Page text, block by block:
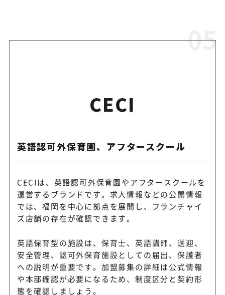
CECI
英語認可外保育園、アフタースクール
CECIは、英語認可外保育園やアフタースクールを
運営するブランドです。求人情報などの公開情報
では、福岡を中心に拠点を展開し、フランチャイ
ズ店舗の存在が確認できます。
英語保育型の施設は、保育士、英語講師、送迎、
安全管理、認可外保育施設としての届出、保護者
への説明が重要です。加盟募集の詳細は公式情報
や本部確認が必要になるため、制度区分と契約形
態を確認しましょう。